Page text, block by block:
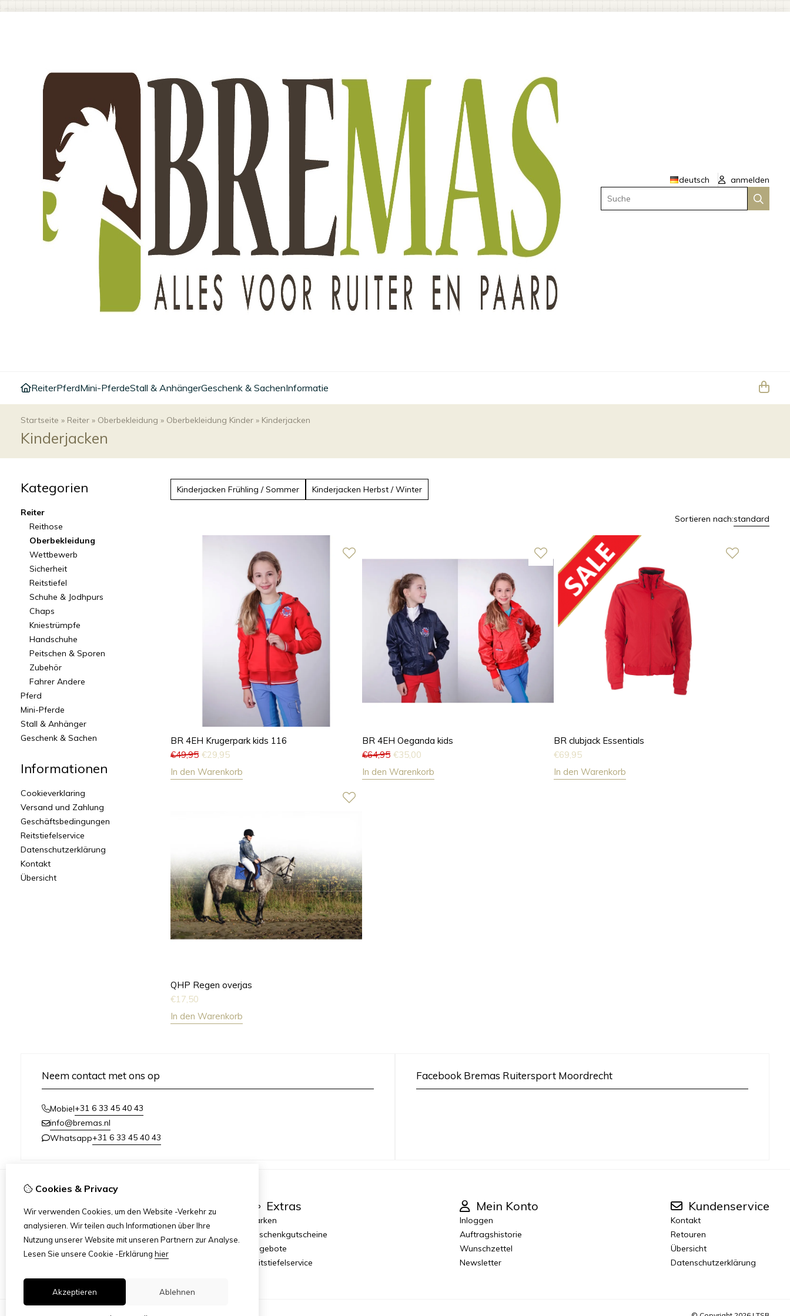
deutsch
anmelden
Suche
ReiterPferdMini-PferdeStall & AnhängerGeschenk & SachenInformatie
Startseite » Reiter » Oberbekleidung » Oberbekleidung Kinder » Kinderjacken
Kinderjacken
Kategorien
Reiter
Reithose
Oberbekleidung
Wettbewerb
Sicherheit
Reitstiefel
Schuhe & Jodhpurs
Chaps
Kniestrümpfe
Handschuhe
Peitschen & Sporen
Zubehör
Fahrer Andere
Pferd
Mini-Pferde
Stall & Anhänger
Geschenk & Sachen
Informationen
Cookieverklaring
Versand und Zahlung
Geschäftsbedingungen
Reitstiefelservice
Datenschutzerklärung
Kontakt
Übersicht
Kinderjacken Frühling / Sommer Kinderjacken Herbst / Winter
Sortieren nach:standard
BR 4EH Krugerpark kids 116
€49,95 €29,95
In den Warenkorb
BR 4EH Oeganda kids
€64,95 €35,00
In den Warenkorb
BR clubjack Essentials
€69,95
In den Warenkorb
QHP Regen overjas
€17,50
In den Warenkorb
Neem contact met ons op
Mobiel+31 6 33 45 40 43
info@bremas.nl
Whatsapp+31 6 33 45 40 43
Facebook Bremas Ruitersport Moordrecht
Informationen
Versand und Zahlung
Geschäftsbedingungen
Datenschutzerklärung
Extras
Marken
Geschenkgutscheine
Angebote
Reitstiefelservice
Mein Konto
Inloggen
Auftragshistorie
Wunschzettel
Newsletter
Kundenservice
Kontakt
Retouren
Übersicht
Datenschutzerklärung
Cookies & Privacy
Wir verwenden Cookies, um den Website -Verkehr zu
analysieren. Wir teilen auch Informationen über Ihre
Nutzung unserer Website mit unseren Partnern zur Analyse.
Lesen Sie unsere Cookie -Erklärung hier
Akzeptieren Ablehnen